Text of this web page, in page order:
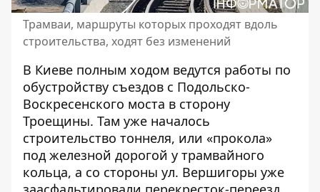
Трамваи, маршруты которых проходят вдоль
строительства, ходят без изменений
В Киеве полным ходом ведутся работы по
обустройству съездов с Подольско-
Воскресенского моста в сторону
Троещины. Там уже началось
строительство тоннеля, или «прокола»
под железной дорогой у трамвайного
кольца, а со стороны ул. Вершигоры уже